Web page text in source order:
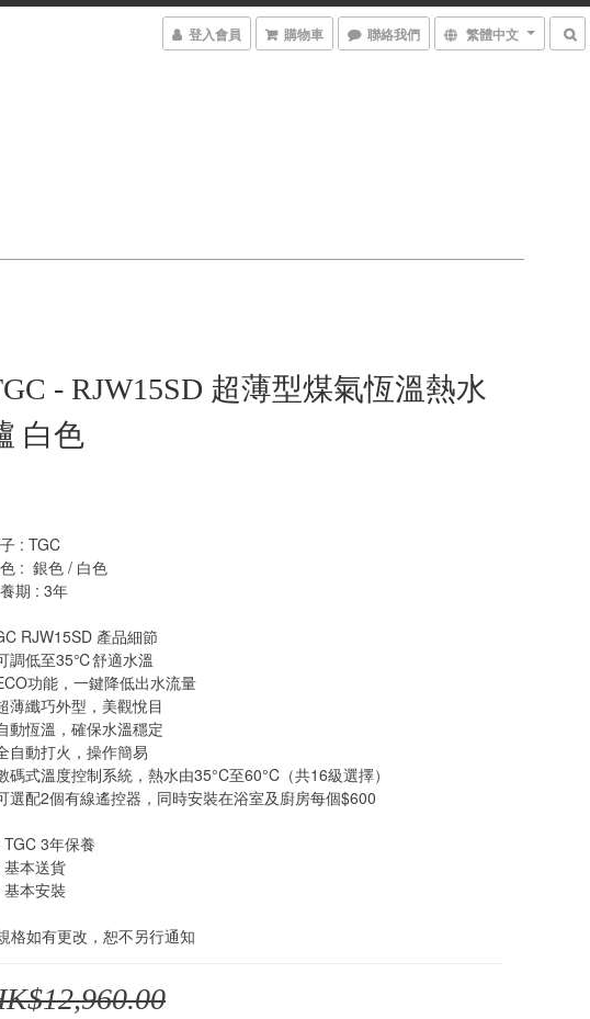
登入會員 購物車 聯絡我們 繁體中文
- RJW15SD 超薄型煤氣恆溫熱水
白色
: TGC
:  銀色 / 白色
期 : 3年
RJW15SD 產品細節
調低至35℃舒適水溫
功能，一鍵降低出水流量
薄纖巧外型，美觀悅目
動恆溫，確保水溫穩定
自動打火，操作簡易
碼式溫度控制系統，熱水由35°C至60°C（共16級選擇）
選配2個有線遙控器，同時安裝在浴室及廚房每個$600
TGC 3年保養
基本送貨
基本安裝
格如有更改，恕不另行通知